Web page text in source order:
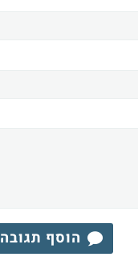
הוסף תגובה